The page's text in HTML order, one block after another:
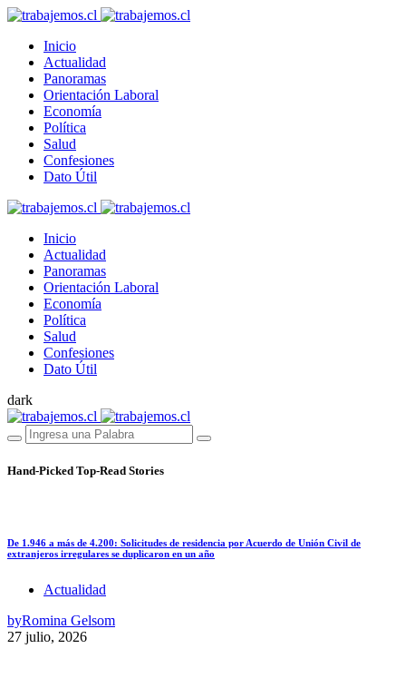
Inicio
Actualidad
Panoramas
Orientación Laboral
Economía
Política
Salud
Confesiones
Dato Útil
Inicio
Actualidad
Panoramas
Orientación Laboral
Economía
Política
Salud
Confesiones
Dato Útil
dark
Hand-Picked Top-Read Stories
De 1.946 a más de 4.200: Solicitudes de residencia por Acuerdo de Unión Civil de
extranjeros irregulares se duplicaron en un año
Actualidad
byRomina Gelsom
27 julio, 2026